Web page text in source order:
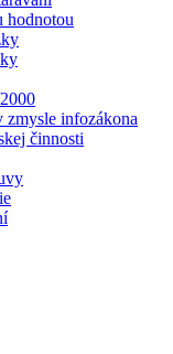
hodnotou
zmysle infozákona
činnosti